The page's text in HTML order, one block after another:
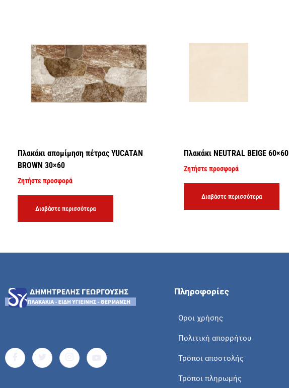
Πλακάκι απομίμηση πέτρας YUCATAN
BROWN 30×60
Ζητήστε προσφορά
Διαβάστε περισσότερα
Πλακάκι NEUTRAL BEIGE 60×60
Ζητήστε προσφορά
Διαβάστε περισσότερα
Πληροφορίες
Οροι χρήσης
Πολιτική απορρήτου
Τρόποι αποστολής
Τρόποι πληρωμής